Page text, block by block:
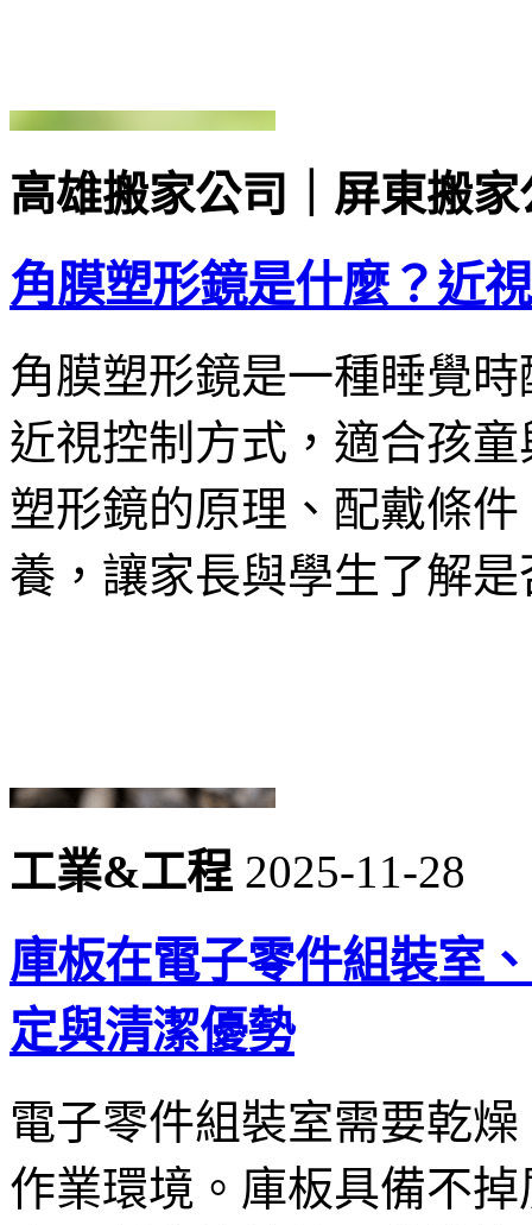
高雄搬家公司｜屏東搬家
角膜塑形鏡是什麼？近
角膜塑形鏡是一種睡覺
近視控制方式，適合孩
塑形鏡的原理、配戴條
養，讓家長與學生了解
工業&工程 2025-11-28
庫板在電子零件組裝室
定與清潔優勢
電子零件組裝室需要乾
作業環境。庫板具備不